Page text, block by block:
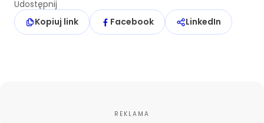
Udostępnij
Kopiuj link
Facebook LinkedIn
REKLAMA